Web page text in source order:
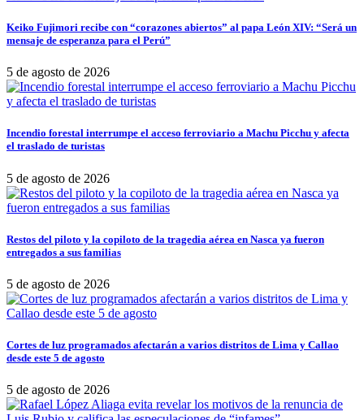
Keiko Fujimori recibe con “corazones abiertos” al papa León XIV: “Será un
mensaje de esperanza para el Perú”
5 de agosto de 2026
Incendio forestal interrumpe el acceso ferroviario a Machu Picchu y afecta
el traslado de turistas
5 de agosto de 2026
Restos del piloto y la copiloto de la tragedia aérea en Nasca ya fueron
entregados a sus familias
5 de agosto de 2026
Cortes de luz programados afectarán a varios distritos de Lima y Callao
desde este 5 de agosto
5 de agosto de 2026